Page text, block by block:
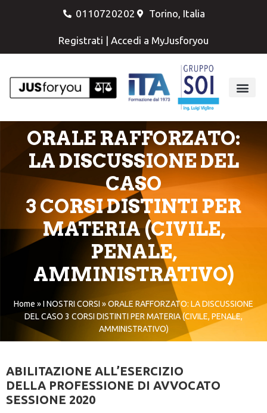
0110720202 Torino, Italia
Registrati | Accedi a MyJusforyou
ORALE RAFFORZATO:
LA DISCUSSIONE DEL
CASO
3 CORSI DISTINTI PER
MATERIA (CIVILE,
PENALE,
AMMINISTRATIVO)
Home »I NOSTRI CORSI »ORALE RAFFORZATO: LA DISCUSSIONE
DEL CASO 3 CORSI DISTINTI PER MATERIA (CIVILE, PENALE,
AMMINISTRATIVO)
ABILITAZIONE ALL’ESERCIZIO
DELLA PROFESSIONE DI AVVOCATO
SESSIONE 2020